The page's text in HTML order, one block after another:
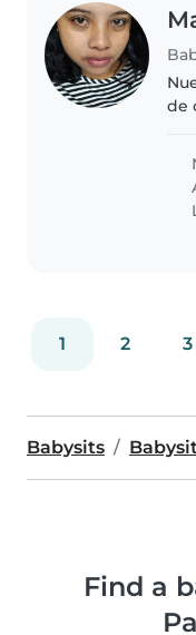
de
1 2 3
Babysits
Find a